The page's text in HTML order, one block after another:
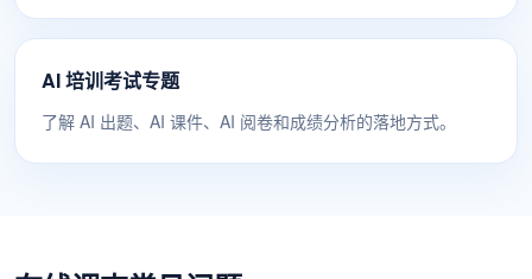
AI 培训考试专题
了解 AI 出题、AI 课件、AI 阅卷和成绩分析的落地方式。